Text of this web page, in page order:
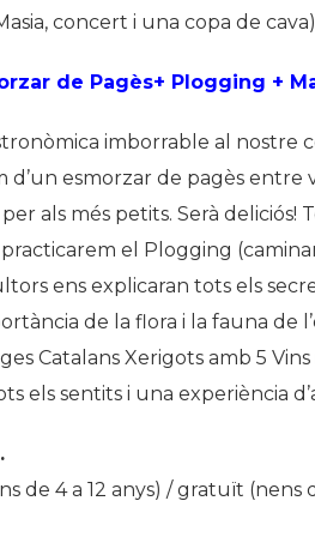
concert i una copa de cava)
de Pagès+ Plogging +
imborrable al nostre
esmorzar de pagès entre
als més petits. Serà deliciós!
el Plogging
ens explicaran tots els
de la flora i la fauna de
Catalans Xerigots amb 5 Vins
els sentits i una experiència
de 4 a 12 anys) / gratuït (nens